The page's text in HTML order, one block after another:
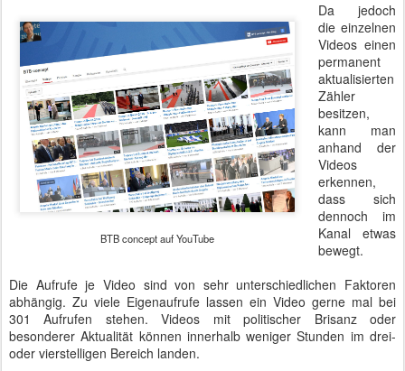
BTB concept auf YouTube
Da jedoch
die einzelnen
Videos einen
permanent
aktualisierten
Zähler
besitzen,
kann man
anhand der
Videos
erkennen,
dass sich
dennoch im
Kanal etwas
bewegt.
Die Aufrufe je Video sind von sehr unterschiedlichen Faktoren
abhängig. Zu viele Eigenaufrufe lassen ein Video gerne mal bei
301 Aufrufen stehen. Videos mit politischer Brisanz oder
besonderer Aktualität können innerhalb weniger Stunden im drei-
oder vierstelligen Bereich landen.